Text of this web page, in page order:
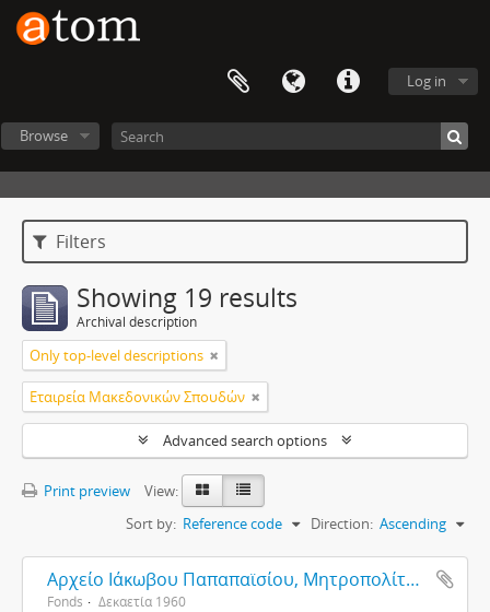
Log in
Browse
Filters
Showing 19 results
Archival description
Only top-level descriptions
Εταιρεία Μακεδονικών Σπουδών
Advanced search options
Print preview
View:
Sort by: Reference code Direction: Ascending
Αρχείο Ιάκωβου Παπαπαϊσίου, Μητροπολίτη Δέρκων
Fonds Δεκαετία 1960